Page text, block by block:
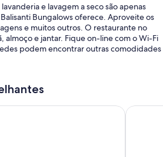
e lavagem a seco são apenas
Bungalows oferece. Aproveite os
e muitos outros. O restaurante no
almoço e jantar. Fique on-line com o Wi-Fi
podem encontrar outras comodidades
espreguiçadeiras
Resort Nirwana